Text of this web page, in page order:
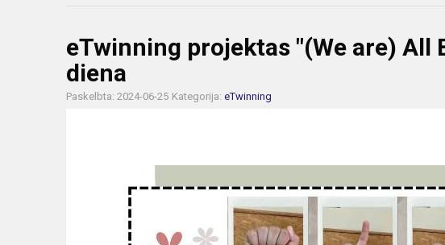
eTwinning projektas "(We are) All
diena
Paskelbta: 2024-06-25 Kategorija: eTwinning